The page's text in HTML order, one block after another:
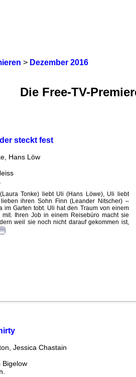
> Dezember 2016
Die Free-TV-
steckt fest
Hans Löw
Tonke) liebt Uli (Hans Löwe), Uli liebt
ihren Sohn Finn (Leander Nitscher) –
im Garten tobt. Uli hat den Traum von einem
Ihren Job in einem Reisebüro macht sie
weil sie noch nicht darauf gekommen ist,
Jessica Chastain
Bigelow